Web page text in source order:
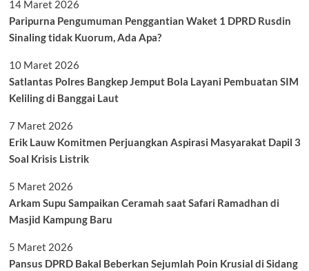
14 Maret 2026
Paripurna Pengumuman Penggantian Waket 1 DPRD Rusdin
Sinaling tidak Kuorum, Ada Apa?
10 Maret 2026
Satlantas Polres Bangkep Jemput Bola Layani Pembuatan SIM
Keliling di Banggai Laut
7 Maret 2026
Erik Lauw Komitmen Perjuangkan Aspirasi Masyarakat Dapil 3
Soal Krisis Listrik
5 Maret 2026
Arkam Supu Sampaikan Ceramah saat Safari Ramadhan di
Masjid Kampung Baru
5 Maret 2026
Pansus DPRD Bakal Beberkan Sejumlah Poin Krusial di Sidang